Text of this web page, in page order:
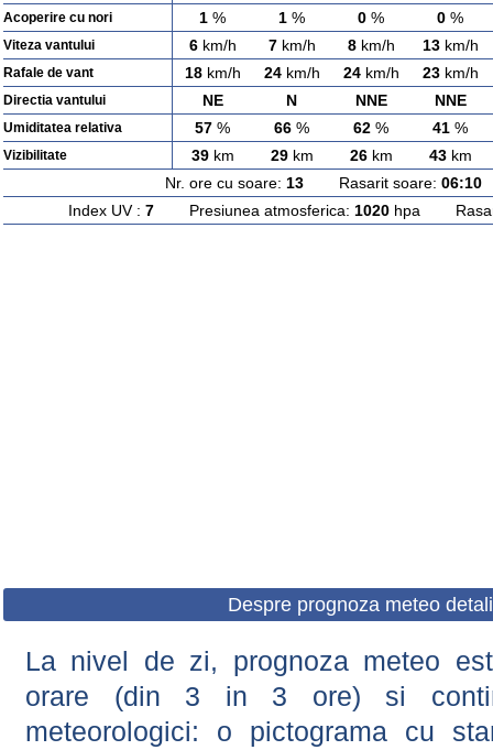
Acoperire cu nori 1 % 1 % 0 % 0 %
Viteza vantului 6km/h 7km/h 8km/h 13km/h
Rafale de vant 18km/h 24km/h 24km/h 23km/h
Directia vantului NE N NNE NNE
Umiditatea relativa 57 % 66 % 62 % 41 %
Vizibilitate 39km 29km 26km 43km
Nr. ore cu soare: 13Rasarit soare: 06:10
Index UV : 7Presiunea atmosferica: 1020hpa
Despre prognoza meteo
La nivel de zi, prognoza meteo
orare (din 3 in 3 ore) si
meteorologici: o pictograma cu